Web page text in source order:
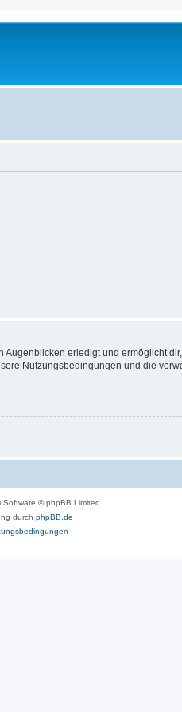
erledigt und ermöglicht
Nutzungsbedingungen und die
Software © phpBB Limited
durch phpBB.de